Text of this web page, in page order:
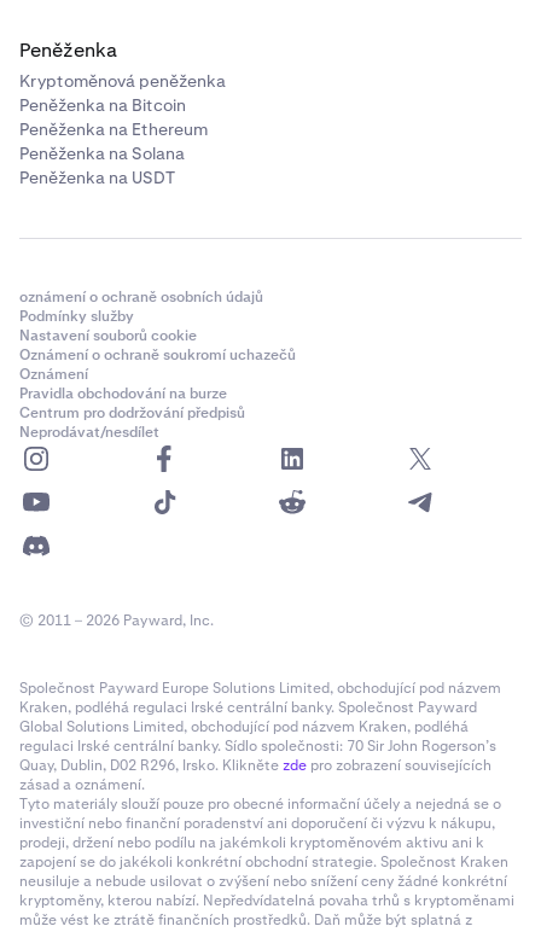
Peněženka
Kryptoměnová peněženka
Peněženka na Bitcoin
Peněženka na Ethereum
Peněženka na Solana
Peněženka na USDT
oznámení o ochraně osobních údajů
Podmínky služby
Nastavení souborů cookie
Oznámení o ochraně soukromí uchazečů
Oznámení
Pravidla obchodování na burze
Centrum pro dodržování předpisů
Neprodávat/nesdílet
© 2011 – 2026 Payward, Inc.
Společnost Payward Europe Solutions Limited, obchodující pod názvem
Kraken, podléhá regulaci Irské centrální banky. Společnost Payward
Global Solutions Limited, obchodující pod názvem Kraken, podléhá
regulaci Irské centrální banky. Sídlo společnosti: 70 Sir John Rogerson’s
Quay, Dublin, D02 R296, Irsko. Kliknětezde pro zobrazení souvisejících
zásad a oznámení.
Tyto materiály slouží pouze pro obecné informační účely a nejedná se o
investiční nebo finanční poradenství ani doporučení či výzvu k nákupu,
prodeji, držení nebo podílu na jakémkoli kryptoměnovém aktivu ani k
zapojení se do jakékoli konkrétní obchodní strategie. Společnost Kraken
neusiluje a nebude usilovat o zvýšení nebo snížení ceny žádné konkrétní
kryptoměny, kterou nabízí. Nepředvídatelná povaha trhů s kryptoměnami
může vést ke ztrátě finančních prostředků. Daň může být splatná z